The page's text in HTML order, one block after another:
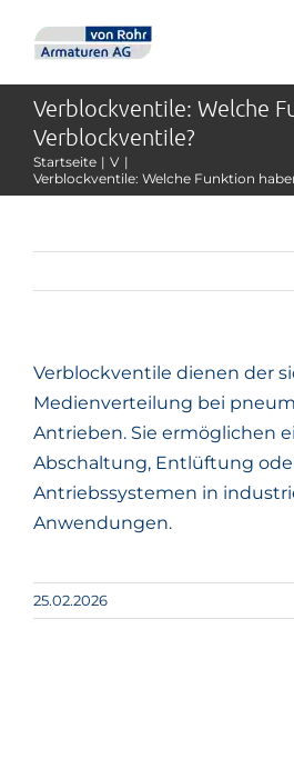
Inhalt
Verblockventile: Welche
Verblockventile?
Startseite
V
Verblockventile: Welche Funktion
Verblockventile dienen der
Medienverteilung bei
Antrieben. Sie ermöglichen
Abschaltung, Entlüftung
Antriebssystemen in
Anwendungen.
25.02.2026